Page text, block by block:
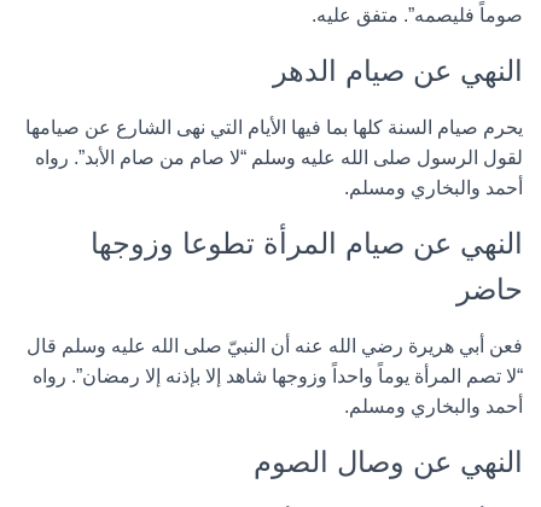
صوماً فليصمه”. متفق عليه.
النهي عن صيام الدهر
يحرم صيام السنة كلها بما فيها الأيام التي نهى الشارع عن صيامها
لقول الرسول صلى الله عليه وسلم “لا صام من صام الأبد”. رواه
أحمد والبخاري ومسلم.
النهي عن صيام المرأة تطوعا وزوجها
حاضر
فعن أبي هريرة رضي الله عنه أن النبيّ صلى الله عليه وسلم قال
“لا تصم المرأة يوماً واحداً وزوجها شاهد إلا بإذنه إلا رمضان”. رواه
أحمد والبخاري ومسلم.
النهي عن وصال الصوم